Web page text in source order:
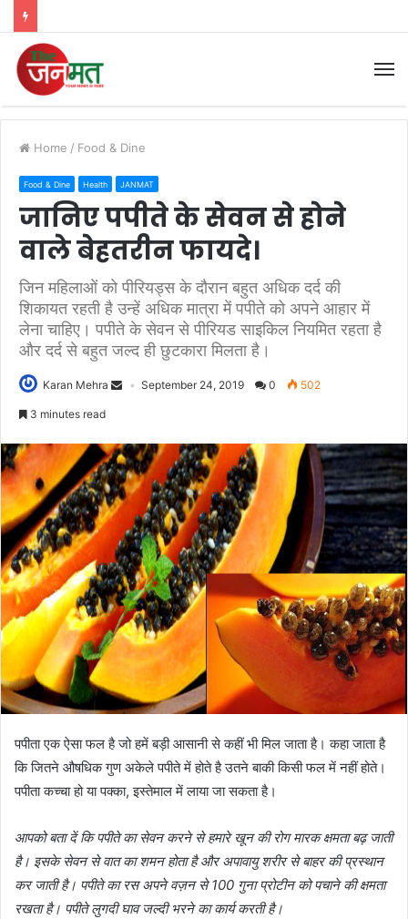
Home / Food & Dine
Food & Dine Health JANMAT
जानिए पपीते के सेवन से होने
वाले बेहतरीन फायदे।
जिन महिलाओं को पीरियड्स के दौरान बहुत अधिक दर्द की
शिकायत रहती है उन्हें अधिक मात्रा में पपीते को अपने आहार में
लेना चाहिए। पपीते के सेवन से पीरियड साइकिल नियमित रहता है
और दर्द से बहुत जल्द ही छुटकारा मिलता है।
Karan Mehra September 24, 2019 0 502
3 minutes read
पपीता एक ऐसा फल है जो हमें बड़ी आसानी से कहीं भी मिल जाता है। कहा जाता है
कि जितने औषधिक गुण अकेले पपीते में होते है उतने बाकी किसी फल में नहीं होते।
पपीता कच्चा हो या पक्का, इस्तेमाल में लाया जा सकता है।
आपको बता दें कि पपीते का सेवन करने से हमारे खून की रोग मारक क्षमता बढ़ जाती
है। इसके सेवन से वात का शमन होता है और अपावायु शरीर से बाहर की प्रस्थान
कर जाती है। पपीते का रस अपने वज़न से 100 गुना प्रोटीन को पचाने की क्षमता
रखता है। पपीते लुगदी घाव जल्दी भरने का कार्य करती है।